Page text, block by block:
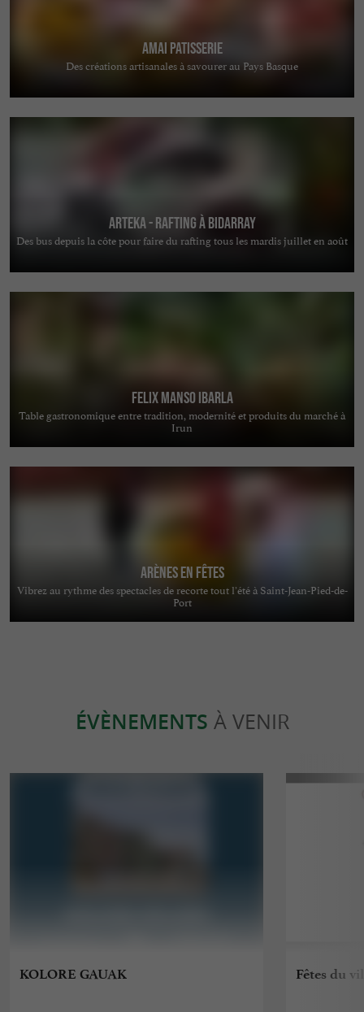
AMAI PATISSERIE
Des créations artisanales à savourer au Pays Basque
Arteka - Rafting à Bidarray
Des bus depuis la côte pour faire du rafting tous les mardis juillet en août
FELIX MANSO IBARLA
Table gastronomique entre tradition, modernité et produits du marché à
Irun
Arènes en Fêtes
Vibrez au rythme des spectacles de recorte tout l’été à Saint-Jean-Pied-de-
Port
ÉVÈNEMENTS À VENIR
KOLORE GAUAK Fêtes du